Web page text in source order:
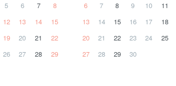
5 6 7
8
12 13 14
15
19 20 21
22
26 27 28
29
6
7 8 9 10 11
13
14 15 16 17 18
20
21 22 23 24 25
27
28 29 30